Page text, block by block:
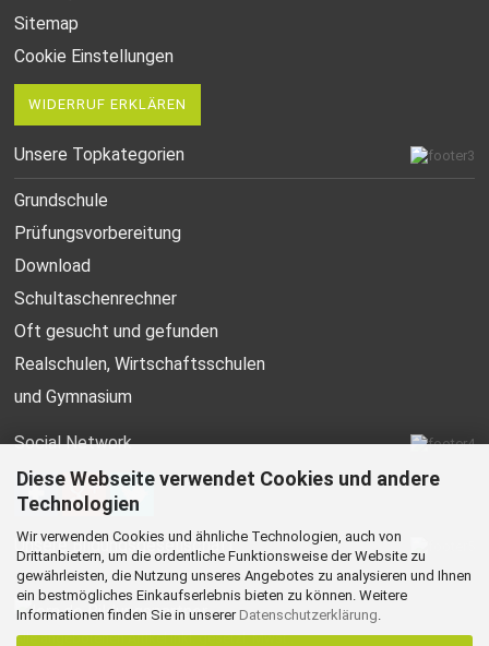
Diese Webseite verwendet Cookies und andere
Technologien
Wir verwenden Cookies und ähnliche Technologien, auch von
Drittanbietern, um die ordentliche Funktionsweise der Website zu
gewährleisten, die Nutzung unseres Angebotes zu analysieren und Ihnen
ein bestmögliches Einkaufserlebnis bieten zu können. Weitere
Informationen finden Sie in unserer Datenschutzerklärung
Sitemap
Cookie Einstellungen
WIDERRUF ERKLÄREN
Unsere Topkategorien
Grundschule
Prüfungsvorbereitung
Download
Schultaschenrechner
Oft gesucht und gefunden
Realschulen,Wirtschaftsschulen
und Gymnasium
Social Network
Unsere Bildungsgesellschaft
Alle angebotenen Artikel inkl. gesetzl. Mwst..